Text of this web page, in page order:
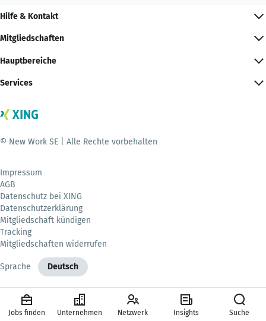
Hilfe & Kontakt
Mitgliedschaften
Hauptbereiche
Services
© New Work SE | Alle Rechte vorbehalten
Impressum
AGB
Datenschutz bei XING
Datenschutzerklärung
Mitgliedschaft kündigen
Tracking
Mitgliedschaften widerrufen
Sprache Deutsch
Jobs finden Unternehmen Netzwerk Insights Suche